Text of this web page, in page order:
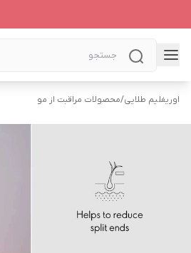
اوریفلیم طلایی/محصولات مراقبت از مو